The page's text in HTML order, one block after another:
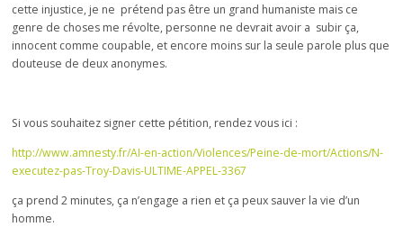
cette injustice, je ne prétend pas être un grand humaniste mais ce
genre de choses me révolte, personne ne devrait avoir a subir ça,
innocent comme coupable, et encore moins sur la seule parole plus que
douteuse de deux anonymes.
Si vous souhaitez signer cette pétition, rendez vous ici :
http://www.amnesty.fr/AI-en-action/Violences/Peine-de-mort/Actions/N-
executez-pas-Troy-Davis-ULTIME-APPEL-3367
ça prend 2 minutes, ça n’engage a rien et ça peux sauver la vie d’un
homme.